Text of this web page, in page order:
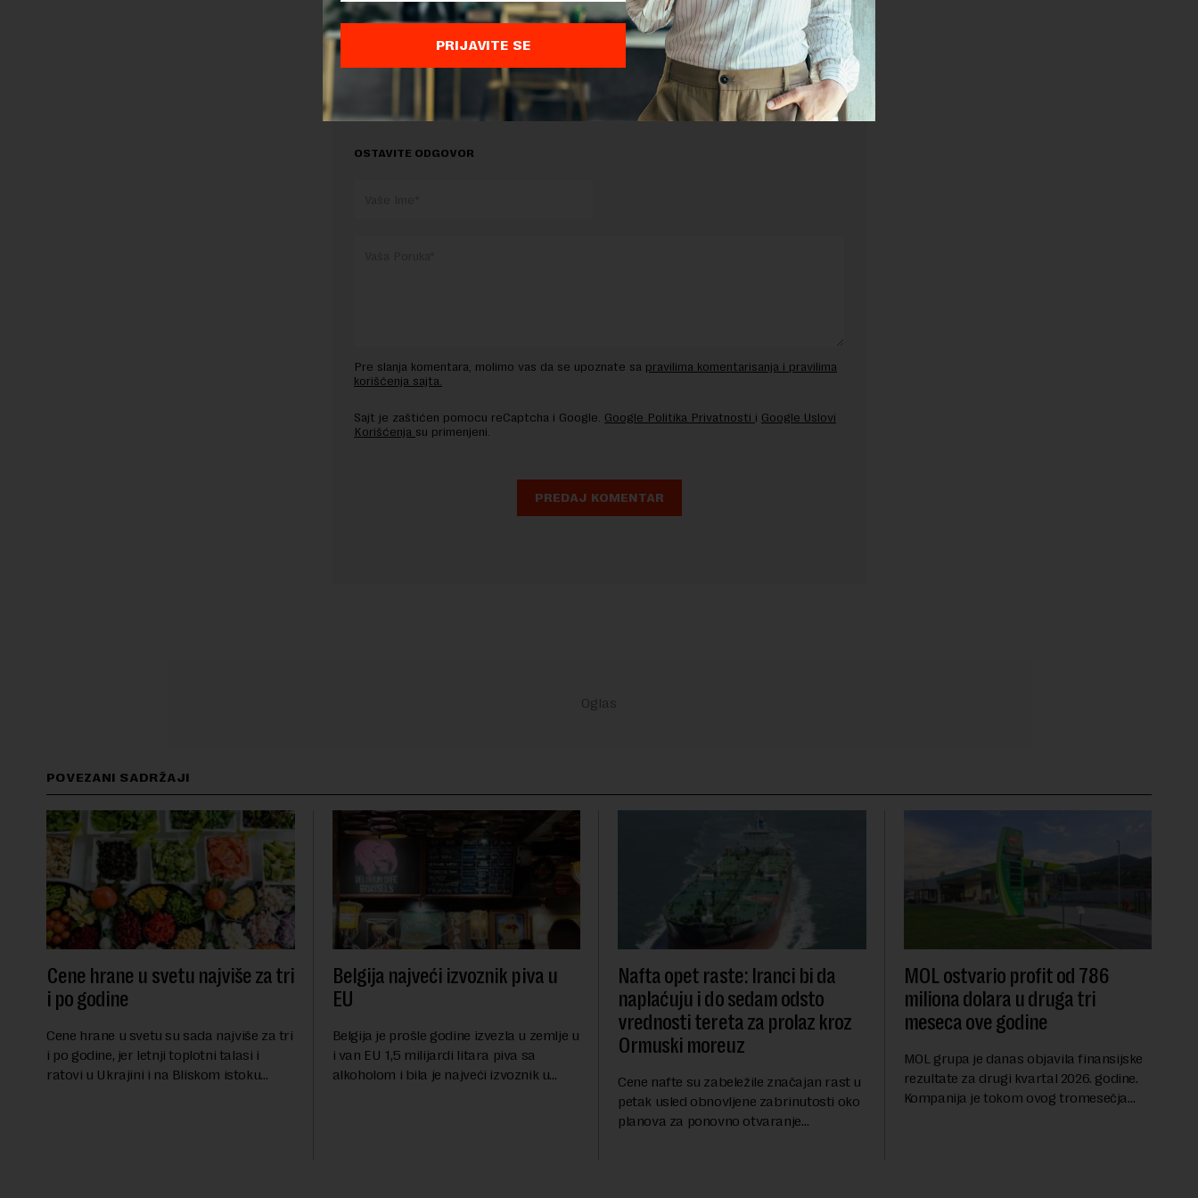
TEMA:
OSTAVITE ODGOVOR
Pre slanja komentara, molimo vas da se upoznate sa pravilima komentarisanja i pravilima
korišćenja sajta.
Sajt je zaštićen pomocu reCaptcha i Google. Google Politika Privatnosti i Google Uslovi
Korišćenja su primenjeni.
POVEZANI SADRŽAJI
Cene hrane u svetu najviše za tri
i po godine
Cene hrane u svetu su sada najviše za tri
i po godine, jer letnji toplotni talasi i
ratovi u Ukrajini i na Bliskom istoku
Belgija najveći izvoznik piva u
EU
Belgija je prošle godine izvezla u zemlje u
i van EU 1,5 milijardi litara piva sa
alkoholom i bila je najveći izvoznik u
Nafta opet raste: Iranci bi da
naplaćuju i do sedam odsto
vrednosti tereta za prolaz kroz
Ormuski moreuz
Cene nafte su zabeležile značajan rast u
petak usled obnovljene zabrinutosti oko
planova za ponovno otvaranje
MOL ostvario profit od 786
miliona dolara u druga tri
meseca ove godine
MOL grupa je danas objavila finansijske
rezultate za drugi kvartal 2026. godine.
Kompanija je tokom ovog tromesečja
PRIJAVITE SE